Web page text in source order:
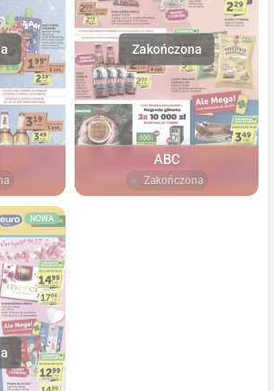
ABC
Zakończona
NOWA